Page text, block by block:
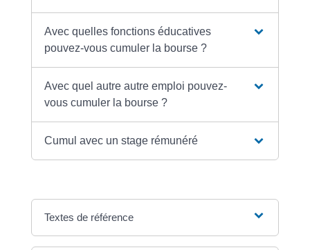
Avec quelles fonctions éducatives
pouvez-vous cumuler la bourse ?
Avec quel autre autre emploi pouvez-
vous cumuler la bourse ?
Cumul avec un stage rémunéré
Textes de référence